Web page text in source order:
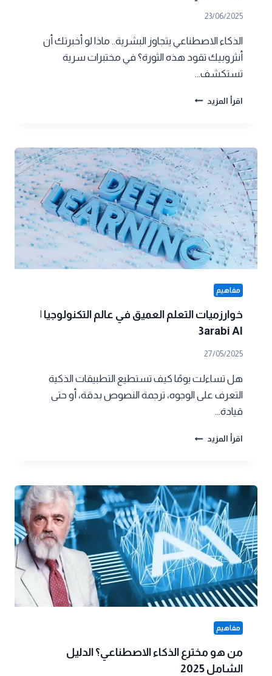
23/06/2025
الذكاء الاصطناعي يتجاوز البشرية.. ماذا لو أخبرتك أن
أنثروبيك تقود هذه الثورة؟ في مختبرات سرية
تستكشف…
اقرأ المزيد أنثروبيك:
في
عالم
الذكاء
الاصطناعي
مفاهيم
خوارزميات التعلم العميق في عالم التكنولوجيا |
3arabi AI
27/05/2025
هل تساءلت يومًا كيف تستطيع التطبيقات الذكية
التعرف على الوجوه، ترجمة النصوص بدقة، أو حتى
قيادة…
اقرأ المزيد خوارزميات
عالم
التكنولوجيا
|
3ARABI
AI
مفاهيم
من هو مخترع الذكاء الاصطناعي؟ الدليل
الشامل 2025